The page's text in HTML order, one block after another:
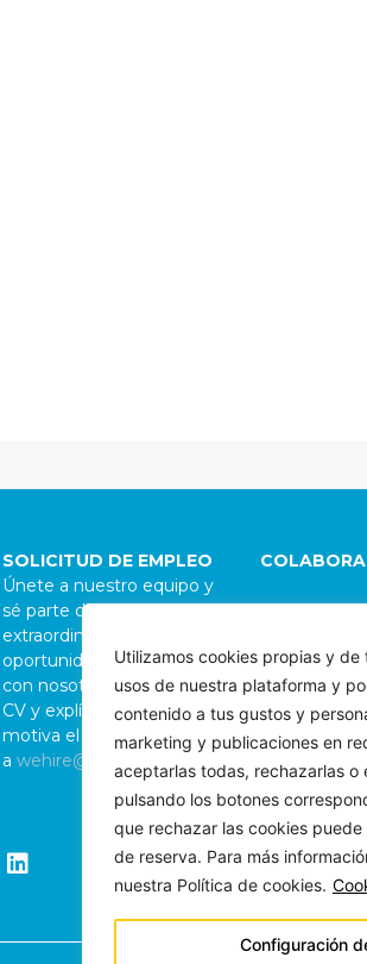
Utilizamos cookies propias y
usos de nuestra plataforma y
contenido a tus gustos y
marketing y publicaciones en
aceptarlas todas, rechazarlas o
pulsando los botones
que rechazar las cookies
de reserva. Para más
nuestra Política de cookies.
Configuración
alineados
misión. Para
posibles
contáctanos
SOLICITUD DE EMPLEO
Únete a nuestro equipo y
sé parte de algo
extraordinario. Para explorar
oportunidades de carrera
con nosotros, envíanos tu
CV y explícanos porqué te
motiva el proyecto
a wehire@riubee.com